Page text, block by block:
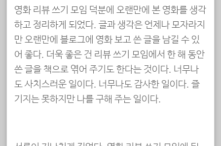
영화 리뷰 쓰기 모임 덕분에 오랜만에 본 영화를 생각
하고 정리하게 되었다. 글과 생각은 언제나 모자라지
만 오랜만에 블로그에 영화 보고 쓴 글을 남길 수 있
어 좋다. 더욱 좋은 건 리뷰 쓰기 모임에서 한 해 동안
쓴 글을 책으로 엮어 주기도 한다는 것이다. 너무나
도 사치스러운 일이다. 너무나도 감사한 일이다. 즐
기지는 못하지만 나를 구해 주는 일이다.